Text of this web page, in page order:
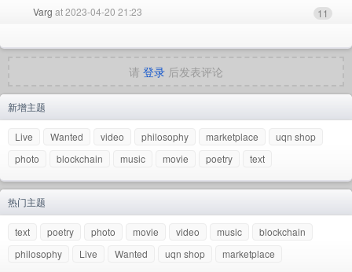
Varg at 2023-04-20 21:23 11
请 登录 后发表评论
新增主题
Live Wanted video philosophy marketplace
uqn shop
photo
blockchain music movie poetry text
热门主题
text poetry photo movie video music
blockchain
philosophy
Live Wanted uqn shop marketplace